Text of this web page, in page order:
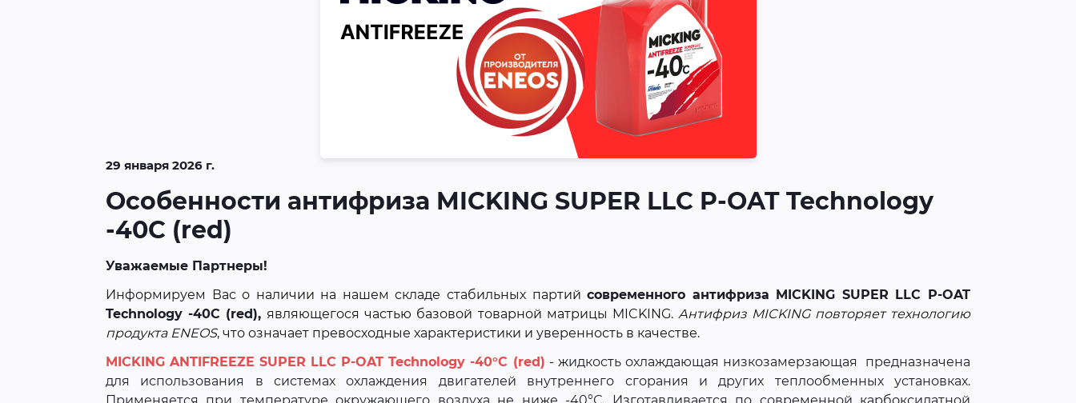
29 января 2026 г.
Особенности антифриза MICKING SUPER LLC P-OAT Technology
-40C (red)
Уважаемые Партнеры!
Информируем Вас о наличии на нашем складе стабильных партийсовременного антифриза MICKING SUPER LLC P-OAT
Technology -40C (red), являющегося частью базовой товарной матрицы MICKING. Антифриз MICKING повторяет технологию
продукта ENEOS, что означает превосходные характеристики и уверенность в качестве.
MICKING ANTIFREEZE SUPER LLC P-OAT Technology -40°C (red) - жидкость охлаждающая низкозамерзающая предназначена
для использования в системах охлаждения двигателей внутреннего сгорания и других теплообменных установках.